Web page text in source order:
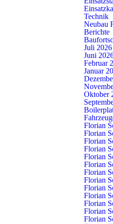
Technik
Neubau
Berichte
Juli
Juni
Februar
Januar
Oktober
Florian
Florian
Florian
Florian
Florian
Florian
Florian
Florian
Florian
Florian
Florian
Florian
Florian
60-jähriges Jubiläum mit
60-jähriges Jubiläum mit
Weiler – Jugendgruppe:
Weiler – Jugendgruppe:
Gesamtwehr mit